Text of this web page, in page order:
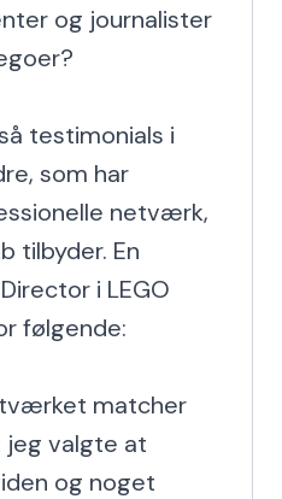
og journalister
testimonials i
som har
netværk,
tilbyder. En
i LEGO
følgende:
matcher
jeg valgte at
og noget